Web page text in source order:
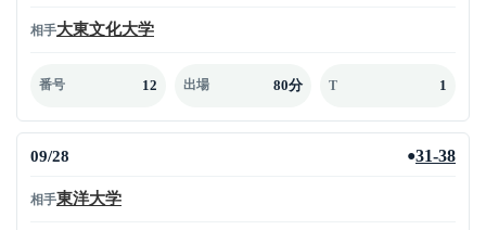
相手大東文化大学
番号 12 出場 80分 T 1
09/28 ●31-38
相手東洋大学